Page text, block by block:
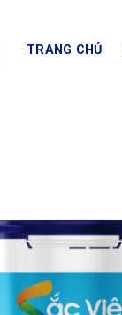
TRANG CHỦ